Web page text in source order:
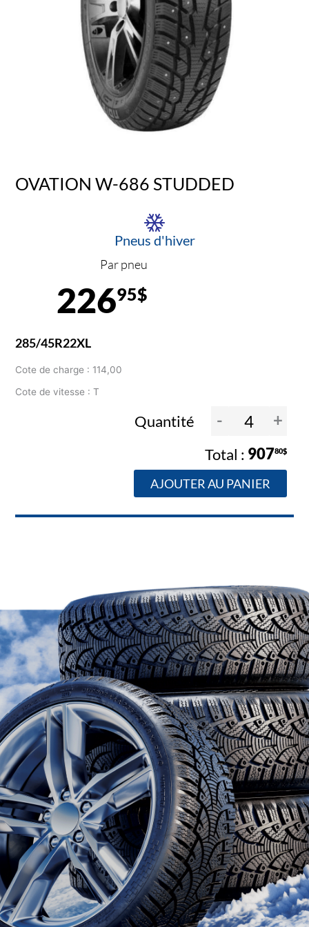
OVATION W-686 STUDDED
Pneus d'hiver
Par pneu
22695$
285/45R22XL
Cote de charge : 114,00
Cote de vitesse : T
Quantité - +
90780$
AJOUTER AU PANIER